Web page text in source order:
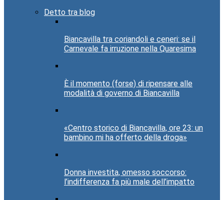
Detto tra blog
Biancavilla tra coriandoli e ceneri: se il
Carnevale fa irruzione nella Quaresima
È il momento (forse) di ripensare alle
modalità di governo di Biancavilla
«Centro storico di Biancavilla, ore 23: un
bambino mi ha offerto della droga»
Donna investita, omesso soccorso:
l’indifferenza fa più male dell’impatto